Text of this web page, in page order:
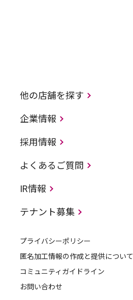
他の店舗を探す
企業情報
採用情報
よくあるご質問
IR情報
テナント募集
プライバシーポリシー
匿名加工情報の作成と提供について
コミュニティガイドライン
お問い合わせ